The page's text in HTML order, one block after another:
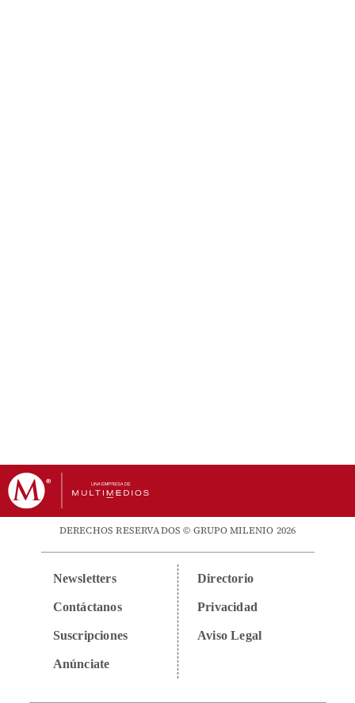
DERECHOS RESERVADOS © GRUPO MILENIO 2026
Newsletters
Contáctanos
Suscripciones
Anúnciate
Directorio
Privacidad
Aviso Legal